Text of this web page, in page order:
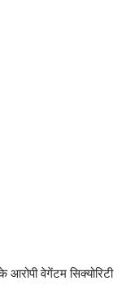
वेगेंटम सिक्योरिटी